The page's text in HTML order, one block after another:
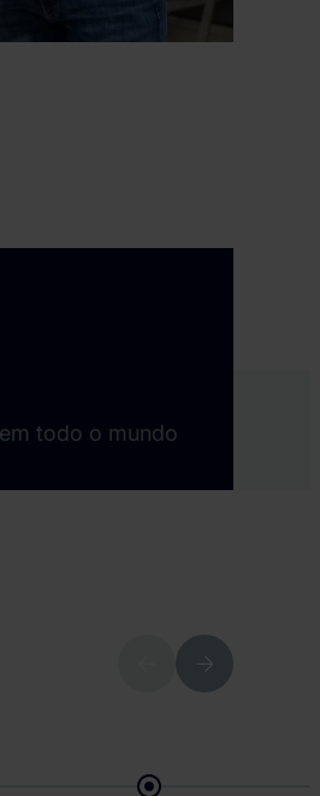
todo o mundo
Previous